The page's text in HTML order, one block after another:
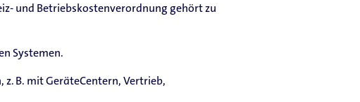
und Betriebskostenverordnung gehört zu
Systemen.
B. mit GeräteCentern, Vertrieb,